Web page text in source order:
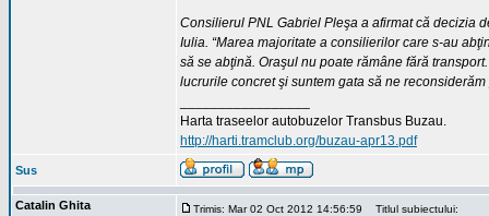
Consilierul PNL Gabriel Pleşa a afirmat că decizia
Iulia. “Marea majoritate a consilierilor care s-au
să se abţină. Oraşul nu poate rămâne fără
lucrurile concret şi suntem gata să ne
Harta traseelor autobuzelor Transbus Buzau.
http://harti.tramclub.org/buzau-apr13.pdf
Sus
Catalin Ghita Trimis: Mar 02 Oct 2012 14:56:59 Titlul subiectului: